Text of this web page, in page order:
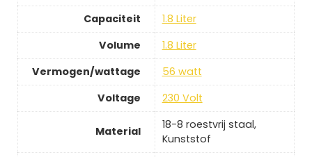
Capaciteit
1.8 Liter
Volume
1.8 Liter
Vermogen/wattage
56 watt
Voltage
230 Volt
Material
18-8 roestvrij staal,
Kunststof